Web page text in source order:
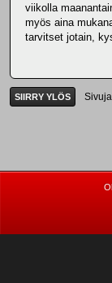
viikolla
myös aina
tarvitset jotain,
SIIRRY YLÖS Sivuja